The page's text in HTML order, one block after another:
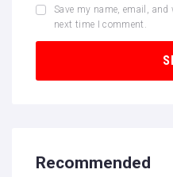
Save my name, email,
next time I comment.
Recommended